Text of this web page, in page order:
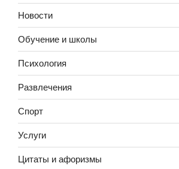
Новости
Обучение и школы
Психология
Развлечения
Спорт
Услуги
Цитаты и афоризмы